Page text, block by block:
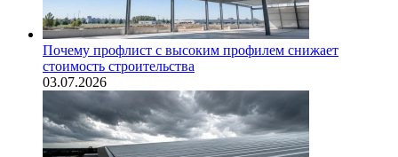
Почему профлист с высоким профилем снижает
стоимость строительства
03.07.2026